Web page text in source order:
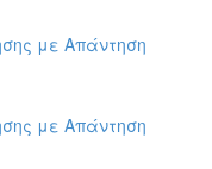
με Απάντηση
με Απάντηση